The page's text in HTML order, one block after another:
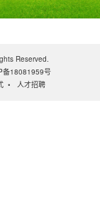
Reserved.
备18081959号
• 人才招聘